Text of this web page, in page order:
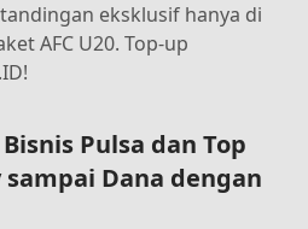
eksklusif hanya di
AFC U20. Top-up
Pulsa dan Top
sampai Dana dengan